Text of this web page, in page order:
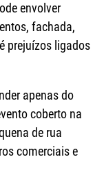
envolver
fachada,
prejuízos ligados
apenas do
coberto na
de rua
comerciais e